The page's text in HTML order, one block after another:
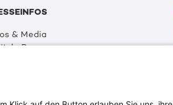
& Media
Pressemappen